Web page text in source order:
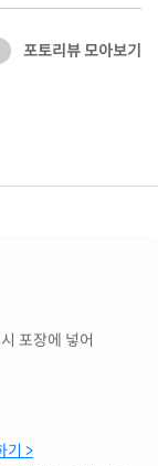
포토리뷰 모아보기
포장에 넣어
기 >